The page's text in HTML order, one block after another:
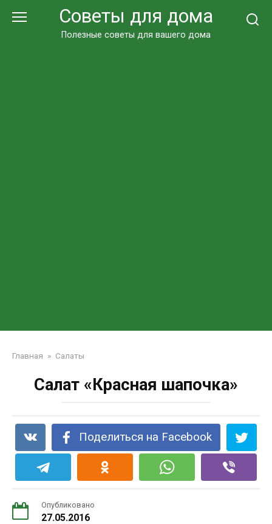
Советы для дома
Полезные советы для вашего дома
Главная » Салаты
Салат «Красная шапочка»
Поделиться на Facebook
Опубликовано
27.05.2016